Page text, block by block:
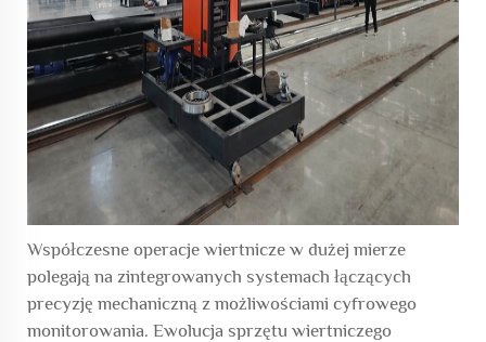
Współczesne operacje wiertnicze w dużej mierze
polegają na zintegrowanych systemach łączących
precyzję mechaniczną z możliwościami cyfrowego
monitorowania. Ewolucja sprzętu wiertniczego